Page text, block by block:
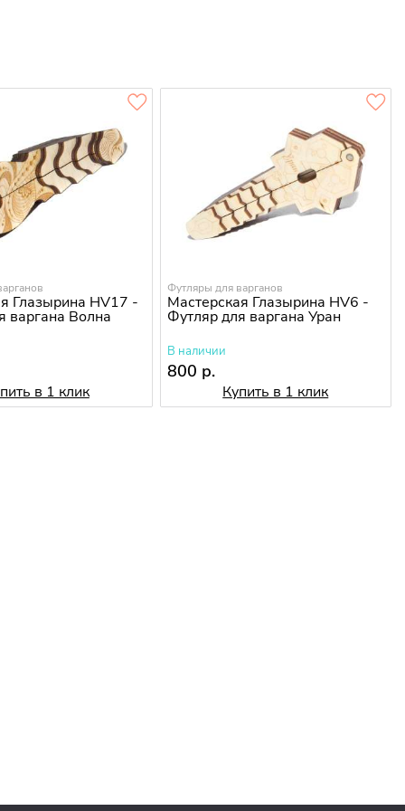
Глазырина HV17 -
варгана Волна
в 1 клик
Футляры для варганов
Мастерская Глазырина HV6 -
Футляр для варгана Уран
В наличии
800 р.
Купить в 1 клик